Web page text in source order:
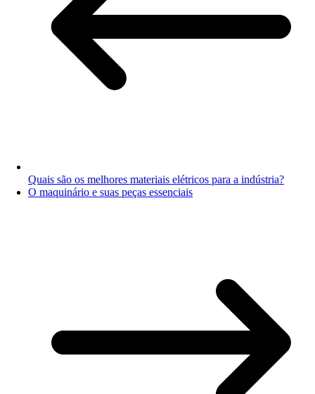
Quais são os melhores materiais elétricos para a indústria?
O maquinário e suas peças essenciais